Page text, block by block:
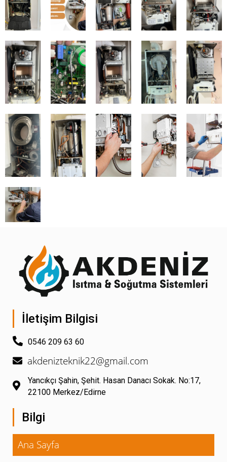
İletişim Bilgisi
0546 209 63 60
akdenizteknik22@gmail.com
Yancıkçı Şahin, Şehit. Hasan Danacı Sokak. No:17,
22100 Merkez/Edirne
Bilgi
Ana Sayfa